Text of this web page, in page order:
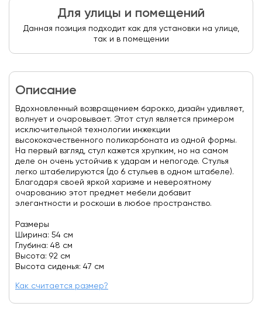
Для улицы и помещений
Данная позиция подходит как для установки на улице,
так и в помещении
Описание
Вдохновленный возвращением барокко, дизайн удивляет,
волнует и очаровывает. Этот стул является примером
исключительной технологии инжекции
высококачественного поликарбоната из одной формы.
На первый взгляд, стул кажется хрупким, но на самом
деле он очень устойчив к ударам и непогоде. Стулья
легко штабелируются (до 6 стульев в одном штабеле).
Благодаря своей яркой харизме и невероятному
очарованию этот предмет мебели добавит
элегантности и роскоши в любое пространство.
Размеры
Ширина: 54 см
Глубина: 48 см
Высота: 92 см
Высота сиденья: 47 см
Как считается размер?